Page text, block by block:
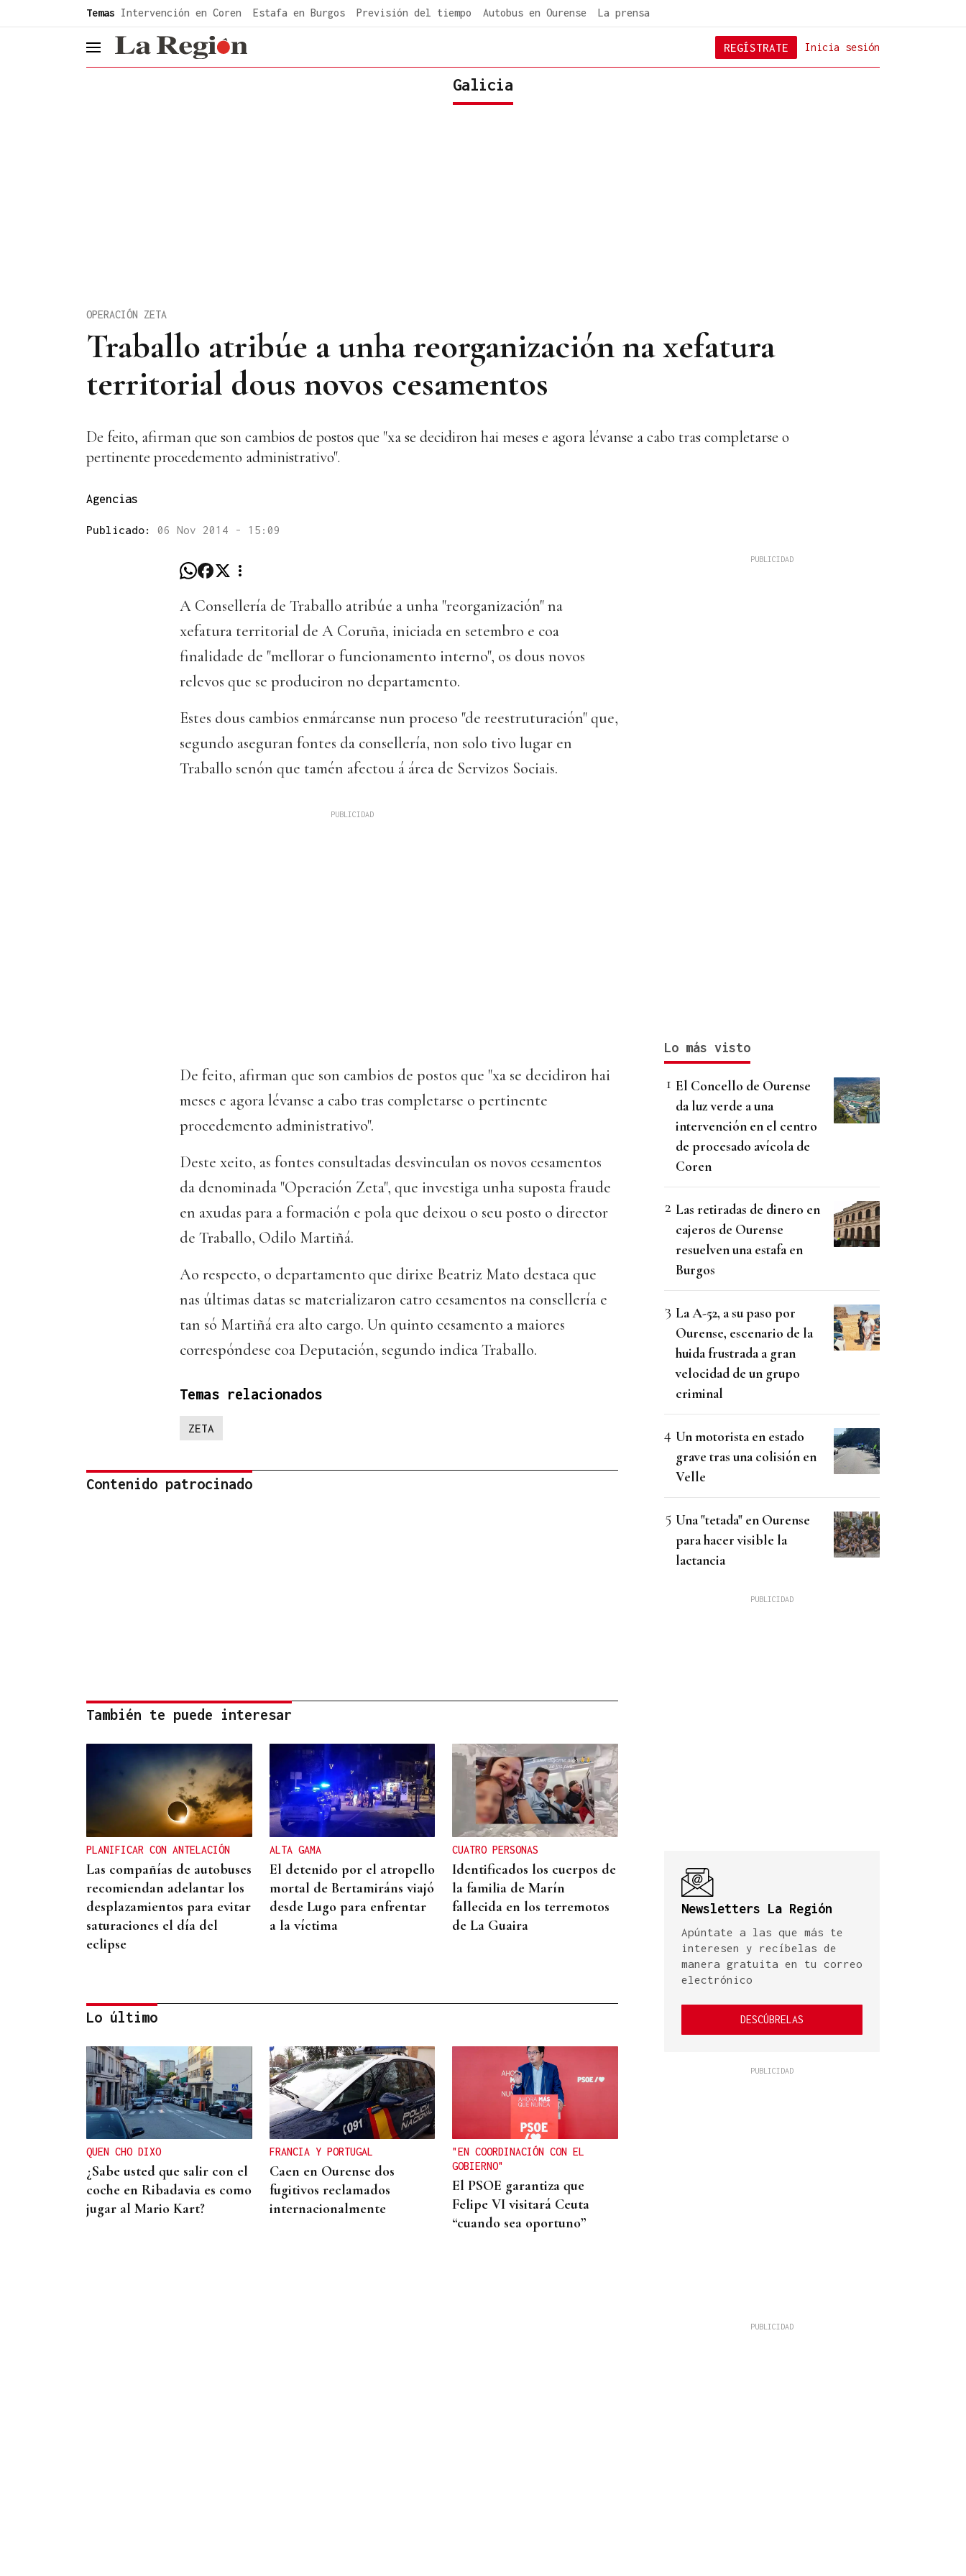
Temas Intervención en Coren Estafa en Burgos Previsión del tiempo Autobus en Ourense La prensa
header.menu.open Inicia sesión
REGÍSTRATE
Galicia
Traballo atribúe a unha reorganización na xefatura
territorial dous novos cesamentos
OPERACIÓN ZETA
De feito, afirman que son cambios de postos que "xa se decidiron hai meses e agora lévanse a cabo tras completarse o
pertinente procedemento administrativo".
Agencias
Publicado: 06 Nov 2014 - 15:09
A Consellería de Traballo atribúe a unha "reorganización" na
xefatura territorial de A Coruña, iniciada en setembro e coa
finalidade de "mellorar o funcionamento interno", os dous novos
relevos que se produciron no departamento.
Estes dous cambios enmárcanse nun proceso "de reestruturación" que,
segundo aseguran fontes da consellería, non solo tivo lugar en
Traballo senón que tamén afectou á área de Servizos Sociais.
De feito, afirman que son cambios de postos que "xa se decidiron hai
meses e agora lévanse a cabo tras completarse o pertinente
procedemento administrativo".
Deste xeito, as fontes consultadas desvinculan os novos cesamentos
da denominada "Operación Zeta", que investiga unha suposta fraude
en axudas para a formación e pola que deixou o seu posto o director
de Traballo, Odilo Martiñá.
Ao respecto, o departamento que dirixe Beatriz Mato destaca que
nas últimas datas se materializaron catro cesamentos na consellería e
tan só Martiñá era alto cargo. Un quinto cesamento a maiores
correspóndese coa Deputación, segundo indica Traballo.
Temas relacionados
ZETA
Contenido patrocinado
También te puede interesar
PLANIFICAR CON ANTELACIÓN
Las compañías de autobuses
recomiendan adelantar los
desplazamientos para evitar
saturaciones el día del
eclipse
ALTA GAMA
El detenido por el atropello
mortal de Bertamiráns viajó
desde Lugo para enfrentar
a la víctima
CUATRO PERSONAS
Identificados los cuerpos de
la familia de Marín
fallecida en los terremotos
de La Guaira
PROTOCOLO DE VIGILANCIA
Galicia vigila a los
contactos del contagiado
franco-argentino por
hantavirus
Lo último
QUEN CHO DIXO
¿Sabe usted que salir con el
coche en Ribadavia es como
jugar al Mario Kart?
FRANCIA Y PORTUGAL
Caen en Ourense dos
fugitivos reclamados
internacionalmente
"EN COORDINACIÓN CON EL
GOBIERNO"
El PSOE garantiza que
Felipe VI visitará Ceuta
“cuando sea oportuno”
Lo más visto
El Concello de Ourense
da luz verde a una
intervención en el centro
de procesado avícola de
Coren
Las retiradas de dinero en
cajeros de Ourense
resuelven una estafa en
Burgos
La A-52, a su paso por
Ourense, escenario de la
huida frustrada a gran
velocidad de un grupo
criminal
Un motorista en estado
grave tras una colisión en
Velle
Una "tetada" en Ourense
para hacer visible la
lactancia
Newsletters La Región
Apúntate a las que más te
interesen y recíbelas de
manera gratuita en tu correo
electrónico
DESCÚBRELAS